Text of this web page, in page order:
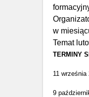
w
Temat
TERMINY
11 września
9